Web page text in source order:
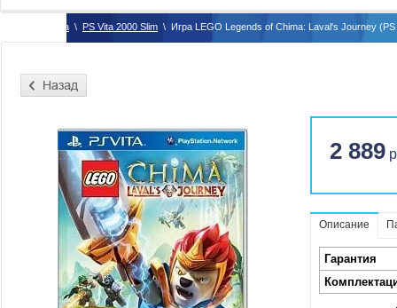
PS Vita \ PS Vita 2000 Slim \ Игра LEGO Legends of Chima: Laval's Journey (PS
2 889
Описание
Гарантия